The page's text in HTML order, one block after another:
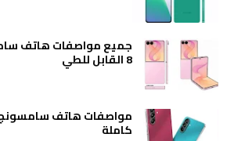
8 القابل للطي
كاملة